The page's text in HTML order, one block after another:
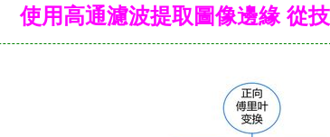
使用高通濾波提取圖像邊緣 從